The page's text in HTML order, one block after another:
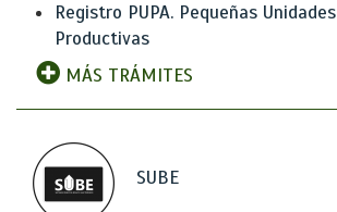
Registro PUPA. Pequeñas Unidades
Productivas
MÁS TRÁMITES
SUBE